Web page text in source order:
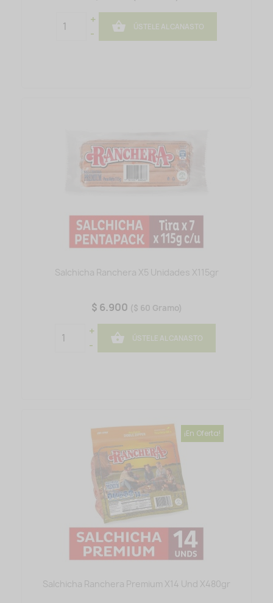
+
-
 ÚSTELE AL CANASTO
Salchicha Ranchera X5 Unidades X115gr
$ 6.900 ($ 60 Gramo)
+
-
 ÚSTELE AL CANASTO
Salchicha Ranchera Premium X14 Und X480gr
¡En Oferta!